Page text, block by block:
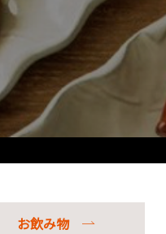
お飲み物